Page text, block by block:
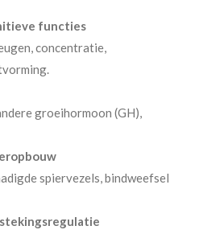
functies
concentratie,
groeihormoon (GH),
spiervezels, bindweefsel